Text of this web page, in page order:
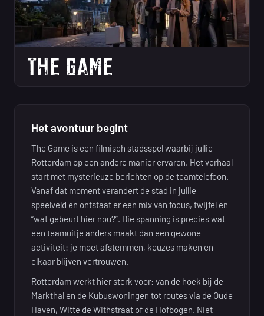
Het avontuur begint
The Game is een filmisch stadsspel waarbij jullie
Rotterdam op een andere manier ervaren. Het verhaal
start met mysterieuze berichten op de teamtelefoon.
Vanaf dat moment verandert de stad in jullie
speelveld en ontstaat er een mix van focus, twijfel en
“wat gebeurt hier nou?”. Die spanning is precies wat
een teamuitje anders maakt dan een gewone
activiteit: je moet afstemmen, keuzes maken en
elkaar blijven vertrouwen.
Rotterdam werkt hier sterk voor: van de hoek bij de
Markthal en de Kubuswoningen tot routes via de Oude
Haven, Witte de Withstraat of de Hofbogen. Niet